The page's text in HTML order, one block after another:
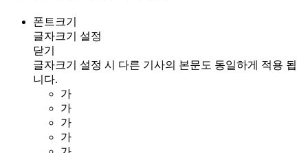
폰트크기
글자크기 설정
닫기
글자크기 설정 시 다른 기사의 본문도 동일하게 적용 됩
니다.
가
가
가
가